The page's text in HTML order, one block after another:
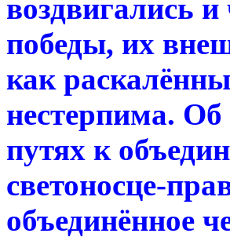
воздвигались
победы, их
как
нестерпима.
путях к
светоносце-
объединённое